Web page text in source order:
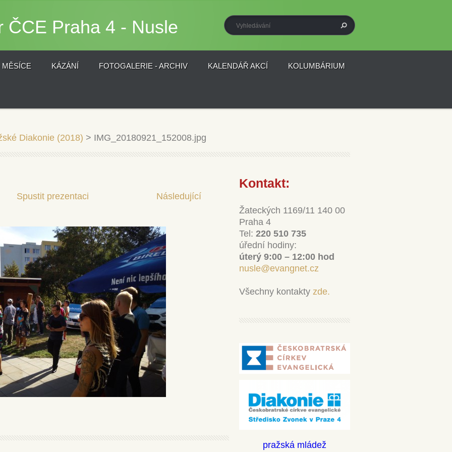
ČCE Praha 4 - Nusle
MĚSÍCE KÁZÁNÍ FOTOGALERIE - ARCHIV KALENDÁŘ AKCÍ KOLUMBÁRIUM
Diakonie (2018) > IMG_20180921_152008.jpg
Spustit prezentaci Následující
Kontakt:
Žateckých 1169/11 140 00
Praha 4
Tel: 220 510 735
úřední hodiny:
úterý 9:00 – 12:00 hod
nusle@evangnet.cz
Všechny kontakty zde.
pražská mládež